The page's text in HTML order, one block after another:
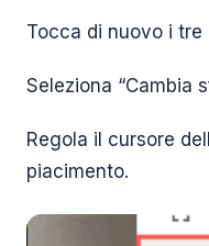
Tocca di nuovo i tre
Seleziona “Cambia
Regola il cursore
piacimento.